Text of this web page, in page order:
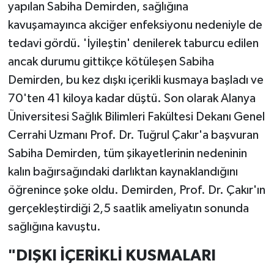
yapılan Sabiha Demirden, sağlığına
kavuşamayınca akciğer enfeksiyonu nedeniyle de
tedavi gördü. 'İyileştin' denilerek taburcu edilen
ancak durumu gittikçe kötüleşen Sabiha
Demirden, bu kez dışkı içerikli kusmaya başladı ve
70'ten 41 kiloya kadar düştü. Son olarak Alanya
Üniversitesi Sağlık Bilimleri Fakültesi Dekanı Genel
Cerrahi Uzmanı Prof. Dr. Tuğrul Çakır'a başvuran
Sabiha Demirden, tüm şikayetlerinin nedeninin
kalın bağırsağındaki darlıktan kaynaklandığını
öğrenince şoke oldu. Demirden, Prof. Dr. Çakır'ın
gerçekleştirdiği 2,5 saatlik ameliyatın sonunda
sağlığına kavuştu.
"DIŞKI İÇERİKLİ KUSMALARI